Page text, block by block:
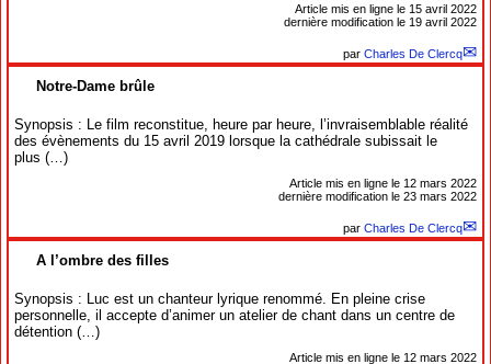
Article mis en ligne le 15 avril 2022
dernière modification le 19 avril 2022
par Charles De Clercq
Notre-Dame brûle
Synopsis : Le film reconstitue, heure par heure, l’invraisemblable réalité
des évènements du 15 avril 2019 lorsque la cathédrale subissait le
plus (…)
Article mis en ligne le 12 mars 2022
dernière modification le 23 mars 2022
par Charles De Clercq
A l’ombre des filles
Synopsis : Luc est un chanteur lyrique renommé. En pleine crise
personnelle, il accepte d’animer un atelier de chant dans un centre de
détention (…)
Article mis en ligne le 12 mars 2022